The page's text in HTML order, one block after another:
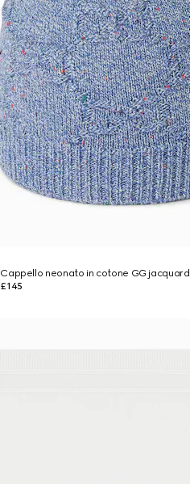
Cappello neonato in cotone GG jacquard
£145